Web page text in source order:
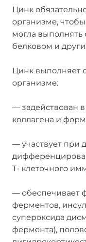
Цинк
организме,
могла выполнять
белковом и
Цинк выполняет
организме:
— задействован
коллагена и
— участвует при
Т- клеточного
— обеспечивает
ферментов,
супероксида
фермента),